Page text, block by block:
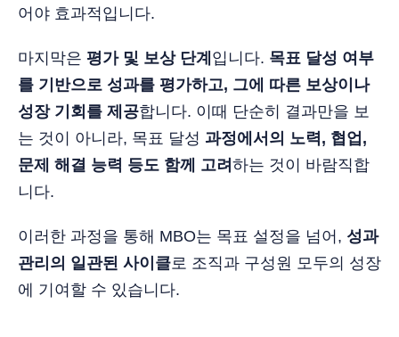
어야 효과적입니다.
마지막은 평가 및 보상 단계 입니다. 목표 달성 여부
를 기반으로 성과를 평가하고, 그에 따른 보상이나
성장 기회를 제공합니다. 이때 단순히 결과만을 보
는 것이 아니라, 목표 달성 과정에서의 노력, 협업,
문제 해결 능력 등도 함께 고려 하는 것이 바람직합
니다.
이러한 과정을 통해 MBO는 목표 설정을 넘어, 성과
관리의 일관된 사이클로 조직과 구성원 모두의 성장
에 기여할 수 있습니다.